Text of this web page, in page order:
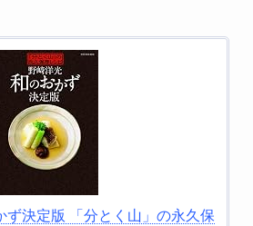
決定版 「分とく山」の永久保